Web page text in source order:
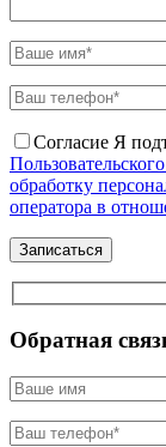
Согласие Я
обработку
оператора в
Обратная